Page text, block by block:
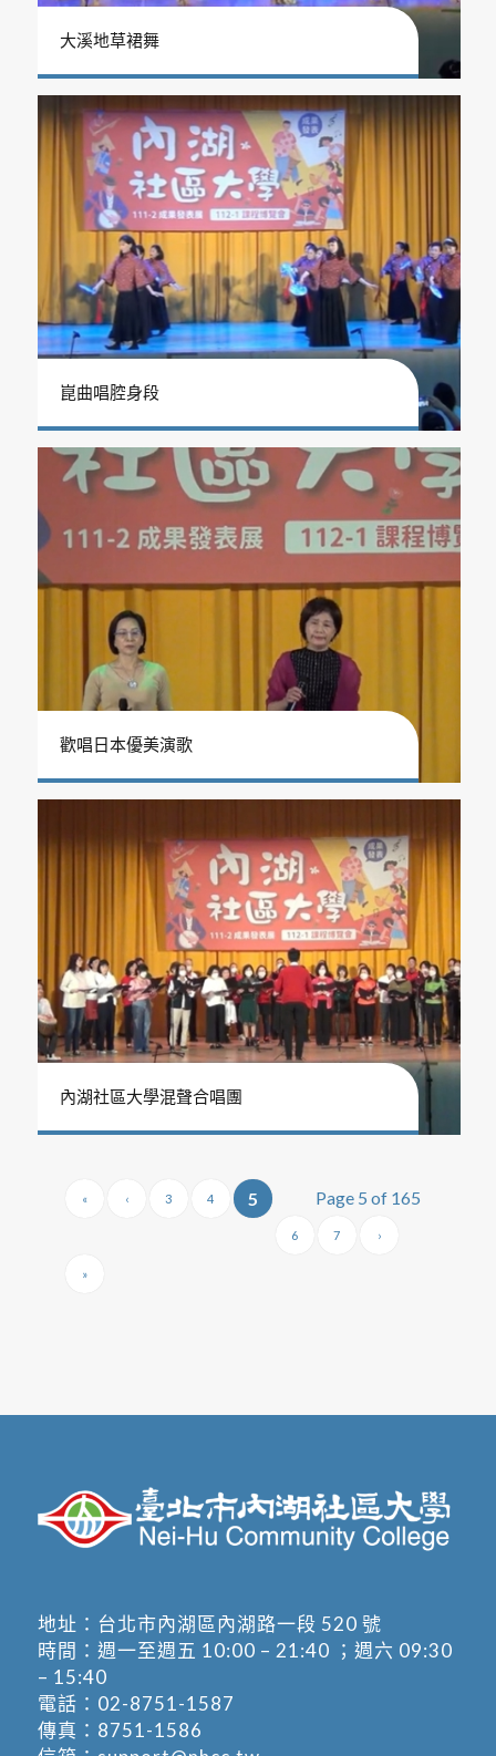
大溪地草裙舞
崑曲唱腔身段
歡唱日本優美演歌
內湖社區大學混聲合唱團
Page 5 of 165
« ‹ 3 4 5
6 7 ›
»
地址： 台北市內湖區內湖路一段 520 號
時間：週一至週五 10:00 – 21:40 ；週六 09:30
– 15:40
電話： 02-8751-1587
傳真：8751-1586